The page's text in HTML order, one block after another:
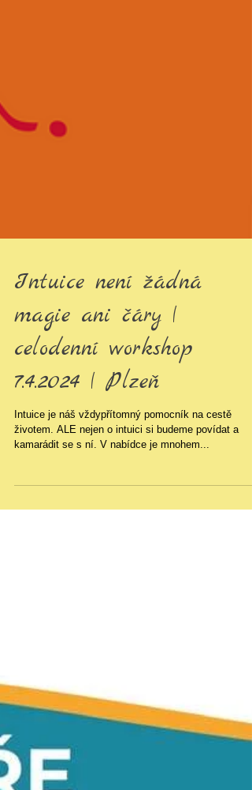
Intuice není žádná
magie ani čáry |
celodenní workshop
7.4.2024 | Plzeň
Intuice je náš vždypřítomný pomocník na cestě
kamarádit se s ní. V nabídce je mnohem...